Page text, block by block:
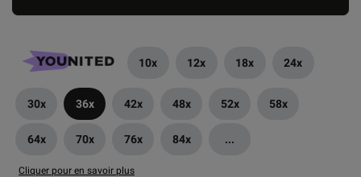
10x 12x 18x 24x
30x 36x 42x 48x 52x 58x
64x 70x 76x 84x ...
Cliquer pour en savoir plus